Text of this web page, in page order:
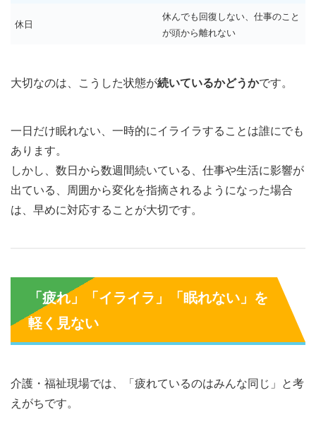
休日
休んでも回復しない、仕事のこと
が頭から離れない
大切なのは、こうした状態が続いているかどうかです。
一日だけ眠れない、一時的にイライラすることは誰にでも
あります。
しかし、数日から数週間続いている、仕事や生活に影響が
出ている、周囲から変化を指摘されるようになった場合
は、早めに対応することが大切です。
「疲れ」「イライラ」「眠れない」を
軽く見ない
介護・福祉現場では、「疲れているのはみんな同じ」と考
えがちです。